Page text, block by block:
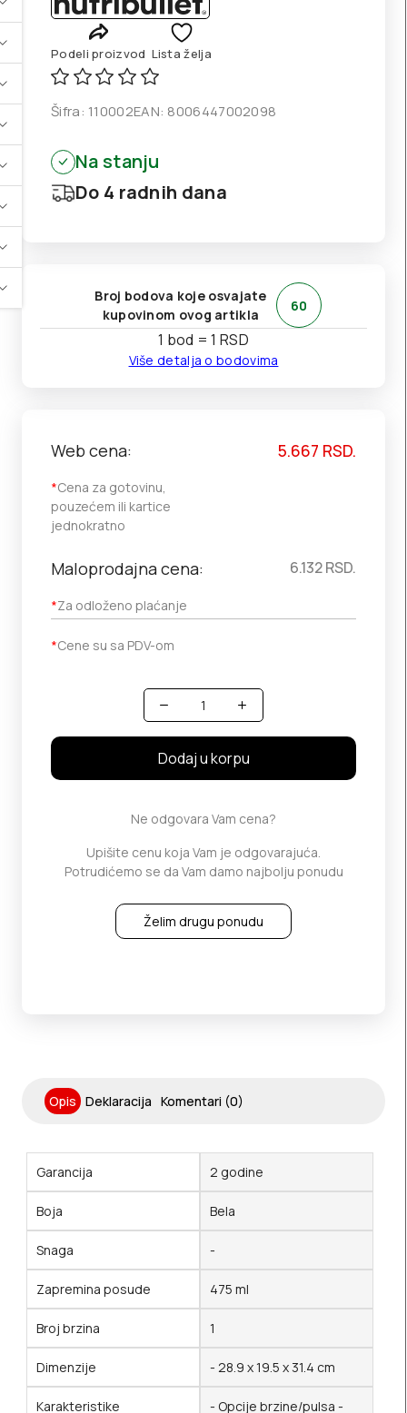
Podeli proizvod Lista želja
Šifra: 110002EAN: 8006447002098
Na stanju
Do 4 radnih dana
Broj bodova koje osvajate
kupovinom ovog artikla
60
1 bod = 1 RSD
Više detalja o bodovima
Web cena:
*Cena za gotovinu,
pouzećem ili kartice
jednokratno
5.667 RSD.
Maloprodajna cena:
*Za odloženo plaćanje
6.132RSD.
*Cene su sa PDV-om
Količina
Dodaj u korpu
Ne odgovara Vam cena?
Upišite cenu koja Vam je odgovarajuća.
Potrudićemo se da Vam damo najbolju ponudu
Želim drugu ponudu
Opis Deklaracija Komentari (0)
Garancija 2 godine
Boja Bela
Snaga -
Zapremina posude 475 ml
Broj brzina 1
Dimenzije - 28.9 x 19.5 x 31.4 cm
Karakteristike - Opcije brzine/pulsa -